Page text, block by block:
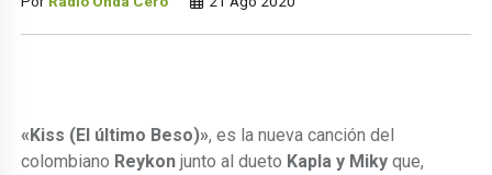
«Kiss (El último Beso)», es la nueva canción del
colombiano Reykon junto al dueto Kapla y Mikyque,